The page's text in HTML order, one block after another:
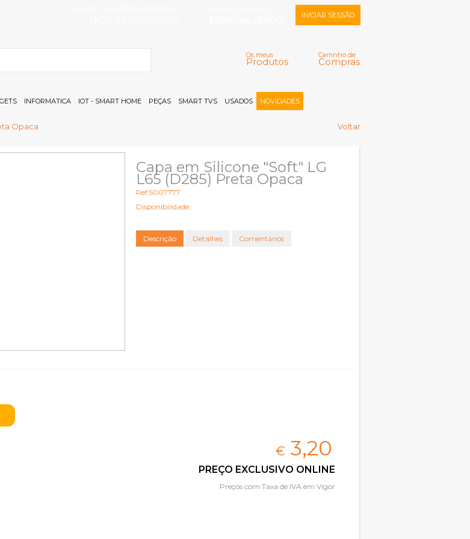
Carrinho de
Compras
Os meus
Produtos
INICIAR SESSÃO
Memorizar
Registar |
INFORMATICA IOT - SMART HOME PEÇAS SMART TVS USADOS NOVIDADES
Opaca Voltar
Capa em Silicone "Soft" LG
L65 (D285) Preta Opaca
Ref:5007777
Disponibilidade:
Descrição Detalhes Comentários
€ 3,20
PREÇO EXCLUSIVO ONLINE
Preços com Taxa de IVA em Vigor